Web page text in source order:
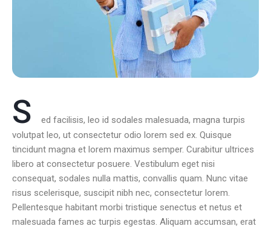
S
ed facilisis, leo id sodales malesuada, magna turpis
volutpat leo, ut consectetur odio lorem sed ex. Quisque
tincidunt magna et lorem maximus semper. Curabitur ultrices
libero at consectetur posuere. Vestibulum eget nisi
consequat, sodales nulla mattis, convallis quam. Nunc vitae
risus scelerisque, suscipit nibh nec, consectetur lorem.
Pellentesque habitant morbi tristique senectus et netus et
malesuada fames ac turpis egestas. Aliquam accumsan, erat